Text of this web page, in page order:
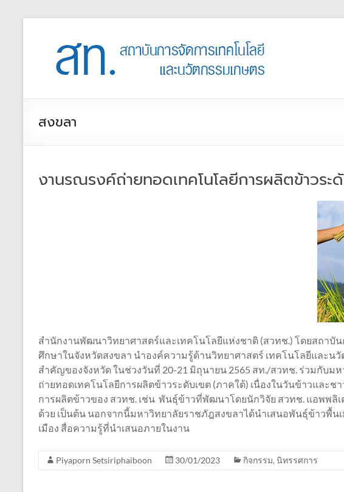
สงขลา
งานรณรงค์ถ่ายทอดเทคโนโลยีการผลิตข้าวระ
สำนักงานพัฒนาวิทยาศาสตร์และเทคโนโลยีแห่งชาติ (สวทช.) โดยสถา
ศึกษาในจังหวัดสงขลา นำองค์ความรู้ด้านวิทยาศาสตร์ เทคโนโลยีและน
สำคัญของจังหวัด ในช่วงวันที่ 20-21 มิถุนายน 2565 สท./สวทช. ร่วมกับ
ถ่ายทอดเทคโนโลยีการผลิตข้าวระดับเขต (ภาคใต้) เนื่องในวันข้าวและช
การผลิตข้าวของ สวทช. เช่น พันธุ์ข้าวที่พัฒนาโดยนักวิจัย สวทช. แอพพลิ
ด้วย เป็นต้น นอกจากนี้มหาวิทยาลัยราชภัฎสงขลาได้นำเสนอพันธุ์ข้าวพื้
เมือง สื่อความรู้ที่นำเสนอภายในงาน
Piyaporn Setsiriphaiboon 30/01/2023 กิจกรรม, นิทรรศการ